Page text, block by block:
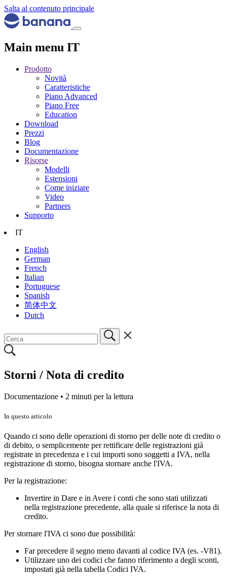
Salta al contenuto principale
Main menu IT
Prodotto
Novità
Caratteristiche
Piano Advanced
Piano Free
Education
Download
Prezzi
Blog
Documentazione
Risorse
Modelli
Estensioni
Come iniziare
Video
Partners
Supporto
IT
English
German
French
Italian
Portuguese
Spanish
简体中文
Dutch
Storni / Nota di credito
Documentazione • 2 minuti per la lettura
In questo articolo
Quando ci sono delle operazioni di storno per delle note di credito o
di debito, o semplicemente per rettificare delle registrazioni già
registrate in precedenza e i cui importi sono soggetti a IVA, nella
registrazione di storno, bisogna stornare anche l'IVA.
Per la registrazione:
Invertire in Dare e in Avere i conti che sono stati utilizzati
nella registrazione precedente, alla quale si riferisce la nota di
credito.
Per stornare l'IVA ci sono due possibilità:
Far precedere il segno meno davanti al codice IVA (es. -V81).
Utilizzare uno dei codici che fanno riferimento a degli sconti,
impostati già nella tabella Codici IVA.